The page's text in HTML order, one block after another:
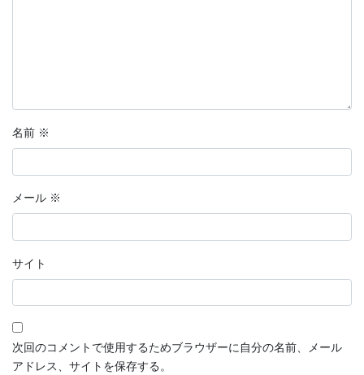
名前 ※
メール ※
サイト
次回のコメントで使用するためブラウザーに自分の名前、メール
アドレス、サイトを保存する。